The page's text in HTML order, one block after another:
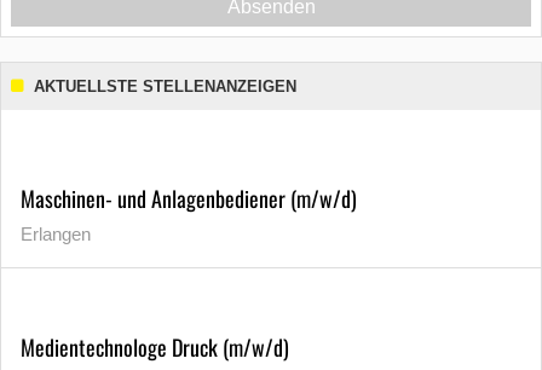
Absenden
AKTUELLSTE STELLENANZEIGEN
Maschinen- und Anlagenbediener (m/w/d)
Erlangen
Medientechnologe Druck (m/w/d)